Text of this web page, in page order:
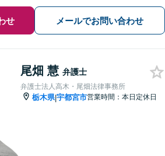
せ メールでお問い合わせ
尾畑 慧 弁護士
弁護士法人高木・尾畑法律事務所
栃木県|宇都宮市営業時間：本日定休日